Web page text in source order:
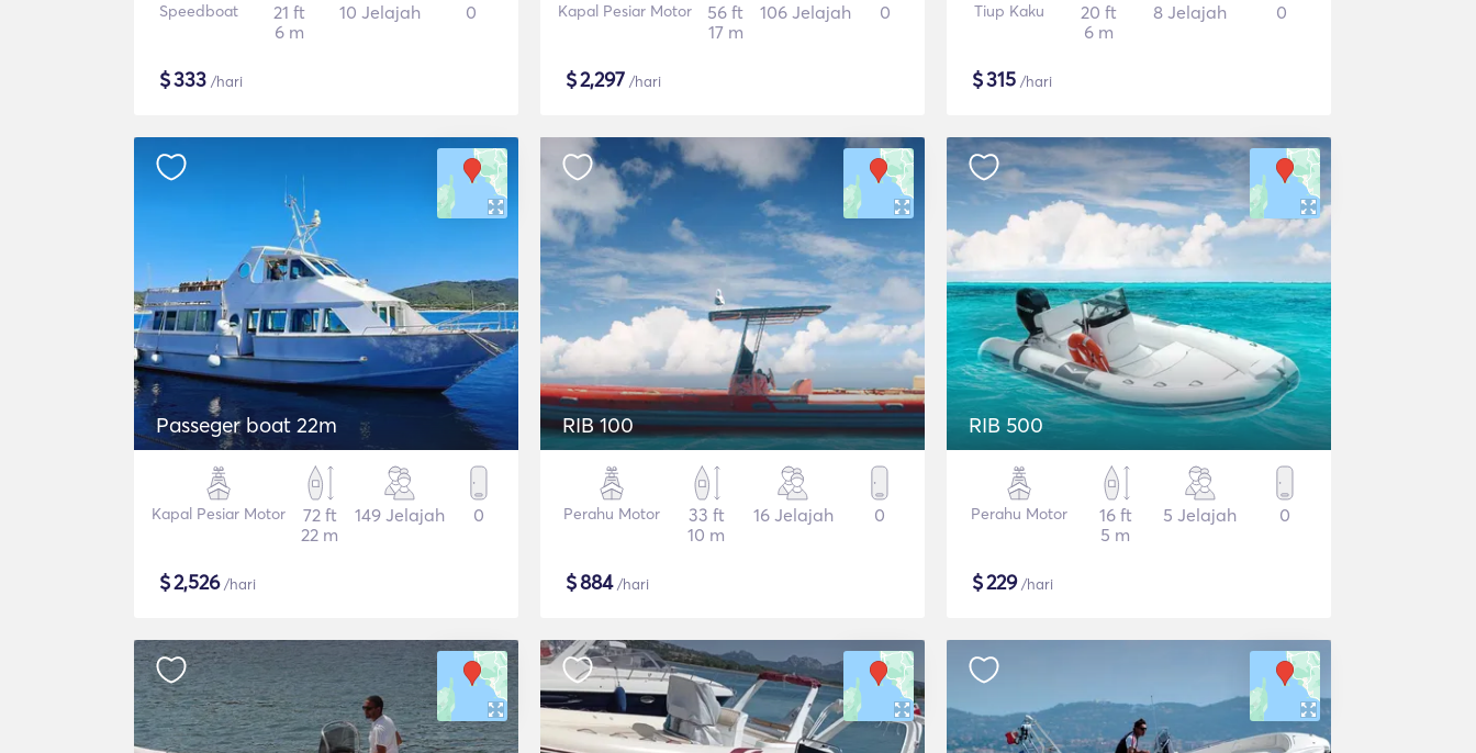
Speedboat
21 ft
6 m
10 Jelajah 0
$333 /hari
Kapal Pesiar Motor
56 ft
17 m
106 Jelajah 0
$2,297 /hari
Tiup Kaku
20 ft
6 m
8 Jelajah 0
$315 /hari
Passeger boat 22m
Kapal Pesiar Motor
72 ft
22 m
149 Jelajah 0
$2,526/hari
RIB 100
Perahu Motor
33 ft
10 m
16 Jelajah 0
$884/hari
RIB 500
Perahu Motor
16 ft
5 m
5 Jelajah 0
$229/hari